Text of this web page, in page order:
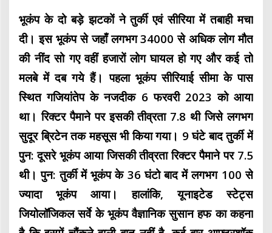
भूकंप के दो बड़े झटकों ने तुर्की एवं सीरिया में तबाही मचा
दी। इस भूकंप से जहाँ लगभग 34000 से अधिक लोग मौत
की नींद सो गए वहीं हजारों लोग घायल हो गए और कई तो
मलबे में दब गये हैं। पहला भूकंप सीरियाई सीमा के पास
स्थित गजियांतेप के नजदीक 6 फरवरी 2023 को आया
था। रिक्टर पैमाने पर इसकी तीव्रता 7.8 थी जिसे लगभग
सुदूर ब्रिटेन तक महसूस भी किया गया। 9 घंटे बाद तुर्की में
पुन: दूसरे भूकंप आया जिसकी तीव्रता रिक्टर पैमाने पर 7.5
थी। पुन: तुर्की में भूकंप के 36 घंटो बाद में लगभग 100 से
ज्यादा भूकंप आया। हालांकि, यूनाइटेड स्टेट्स
जियोलॉजिकल सर्वे के भूकंप वैज्ञानिक सुसान हफ का कहना